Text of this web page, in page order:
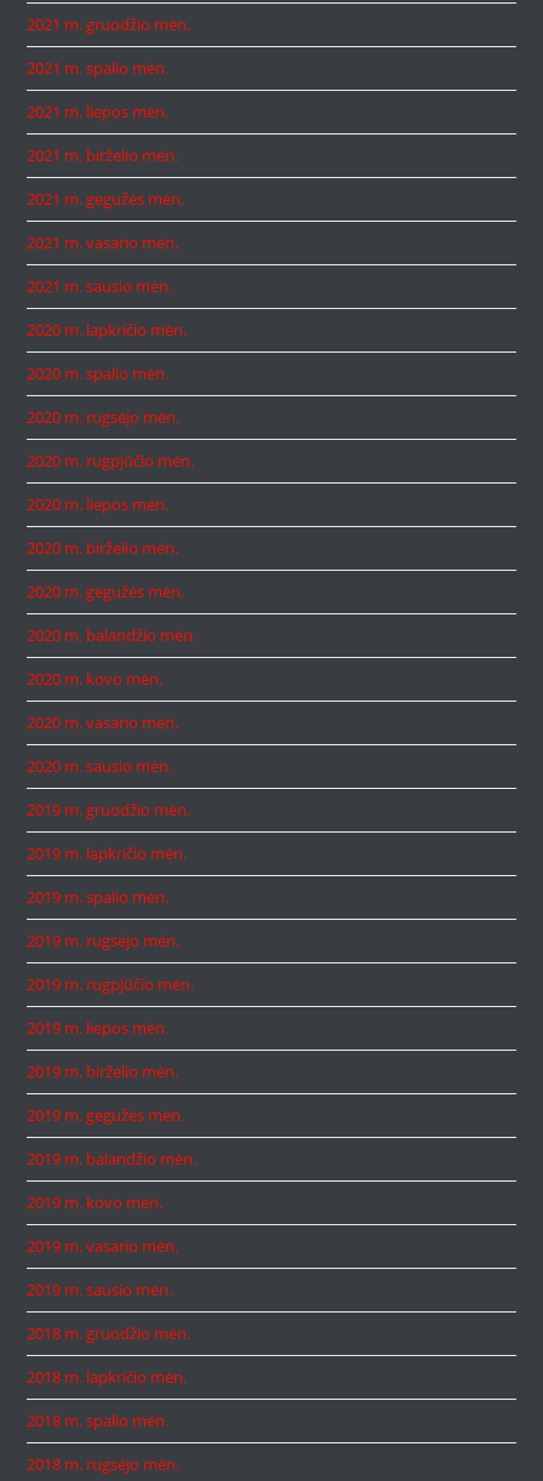
2021 m. gruodžio mėn.
2021 m. spalio mėn.
2021 m. liepos mėn.
2021 m. birželio mėn.
2021 m. gegužės mėn.
2021 m. vasario mėn.
2021 m. sausio mėn.
2020 m. lapkričio mėn.
2020 m. spalio mėn.
2020 m. rugsėjo mėn.
2020 m. rugpjūčio mėn.
2020 m. liepos mėn.
2020 m. birželio mėn.
2020 m. gegužės mėn.
2020 m. balandžio mėn.
2020 m. kovo mėn.
2020 m. vasario mėn.
2020 m. sausio mėn.
2019 m. gruodžio mėn.
2019 m. lapkričio mėn.
2019 m. spalio mėn.
2019 m. rugsėjo mėn.
2019 m. rugpjūčio mėn.
2019 m. liepos mėn.
2019 m. birželio mėn.
2019 m. gegužės mėn.
2019 m. balandžio mėn.
2019 m. kovo mėn.
2019 m. vasario mėn.
2019 m. sausio mėn.
2018 m. gruodžio mėn.
2018 m. lapkričio mėn.
2018 m. spalio mėn.
2018 m. rugsėjo mėn.